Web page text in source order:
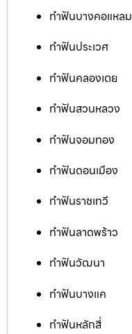
ทำฟันบางคอแหลม
ทำฟันประเวศ
ทำฟันคลองเตย
ทำฟันสวนหลวง
ทำฟันจอมทอง
ทำฟันดอนเมือง
ทำฟันราชเทวี
ทำฟันลาดพร้าว
ทำฟันวัฒนา
ทำฟันบางแค
ทำฟันหลักสี่